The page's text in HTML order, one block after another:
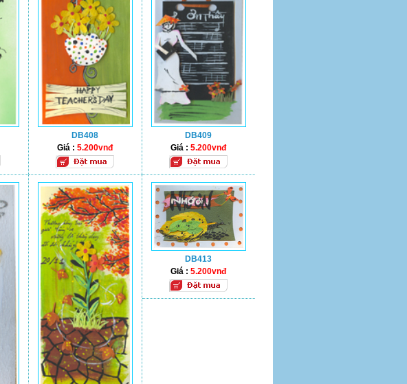
DB408
Giá : 5.200vnđ
DB409
Giá : 5.200vnđ
DB413
Giá : 5.200vnđ